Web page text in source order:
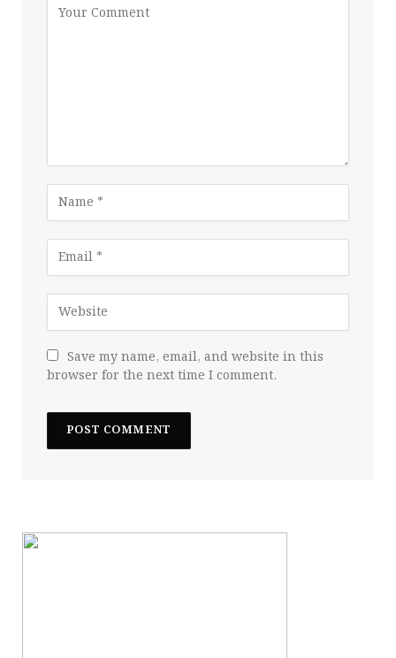
Save my name, email, and website in this
browser for the next time I comment.